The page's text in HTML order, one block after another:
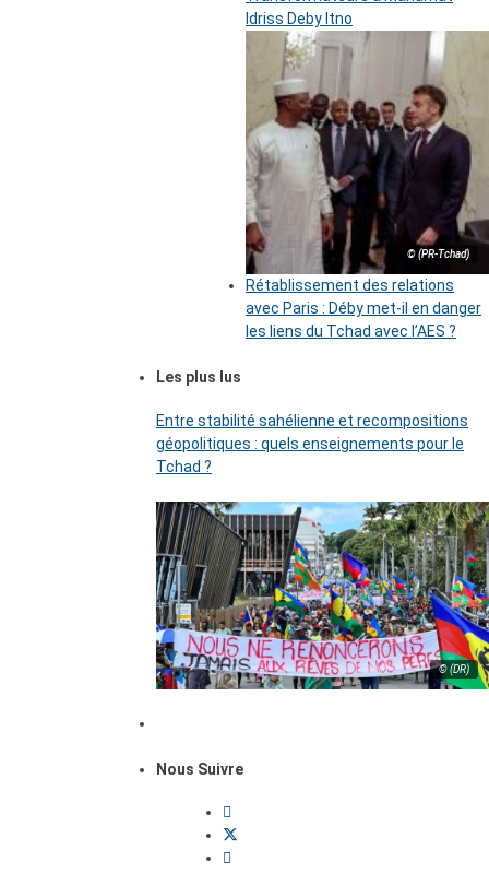
Idriss Deby Itno
© (PR-Tchad)
Rétablissement des relations
avec Paris : Déby met-il en danger
les liens du Tchad avec l’AES ?
Les plus lus
Entre stabilité sahélienne et recompositions
géopolitiques : quels enseignements pour le
Tchad ?
© (DR)
Nous Suivre